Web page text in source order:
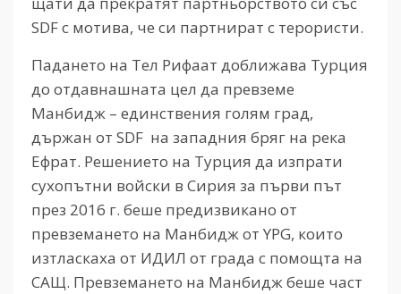
SDF с мотива, че си партнират с терористи.
Падането на Тел Рифаат доближава Турция
до отдавнашната цел да превземе
Манбидж – единствения голям град,
държан от SDF на западния бряг на река
Ефрат. Решението на Турция да изпрати
сухопътни войски в Сирия за първи път
през 2016 г. беше предизвикано от
превземането на Манбидж от YPG, които
изтласкаха от ИДИЛ от града с помощта на
САЩ. Превземането на Манбидж беше част